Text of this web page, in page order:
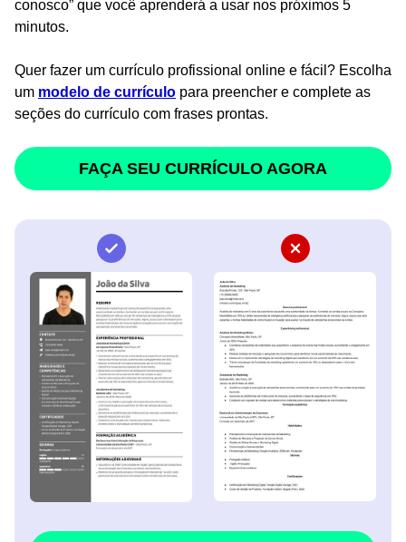
conosco” que você aprenderá a usar nos próximos 5
minutos.
Quer fazer um currículo profissional online e fácil? Escolha
um modelo de currículo para preencher e complete as
seções do currículo com frases prontas.
FAÇA SEU CURRÍCULO AGORA